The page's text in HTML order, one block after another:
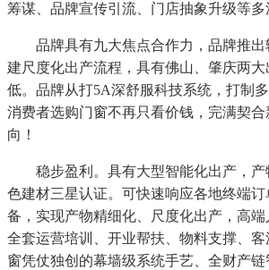
筹谋、品牌宣传引流、门店抽象升级等多
品牌具有九大焦点合作力，品牌推出
建尺度化出产流程，具有佛山、肇庆两
低。品牌从打5A深舒服科技系统，打制
消费者选购门窗不再只看价钱，完满契
向！
稳步盈利。具有大型智能化出产，产
色建材三星认证。可快速响应各地终端
备，实现产物精细化、尺度化出产，高
全套运营培训、开业帮扶、物料支撑、
窗凭仗独创的幕墙级系统手艺、全财产